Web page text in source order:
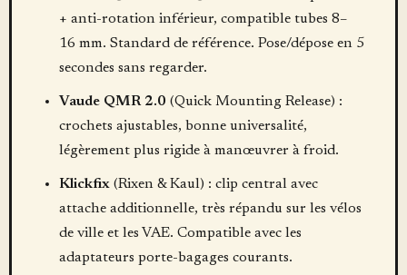
+ anti-rotation inférieur, compatible tubes 8–
16 mm. Standard de référence. Pose/dépose en 5
secondes sans regarder.
Vaude QMR 2.0 (Quick Mounting Release) :
crochets ajustables, bonne universalité,
légèrement plus rigide à manœuvrer à froid.
Klickfix(Rixen & Kaul) : clip central avec
attache additionnelle, très répandu sur les vélos
de ville et les VAE. Compatible avec les
adaptateurs porte-bagages courants.